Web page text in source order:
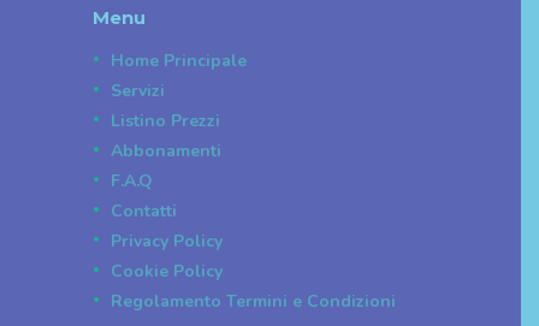
Menu
Home Principale
Servizi
Listino Prezzi
Abbonamenti
F.A.Q
Contatti
Privacy Policy
Cookie Policy
Regolamento Termini e Condizioni